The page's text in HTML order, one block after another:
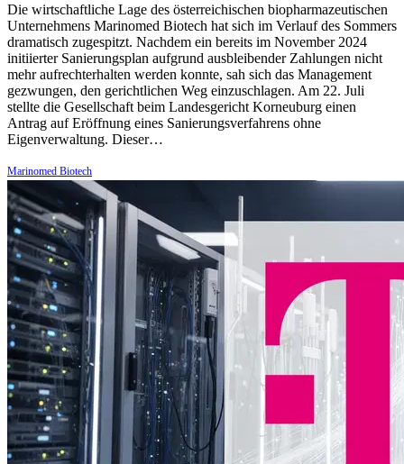
Die wirtschaftliche Lage des österreichischen biopharmazeutischen
Unternehmens Marinomed Biotech hat sich im Verlauf des Sommers
dramatisch zugespitzt. Nachdem ein bereits im November 2024
initiierter Sanierungsplan aufgrund ausbleibender Zahlungen nicht
mehr aufrechterhalten werden konnte, sah sich das Management
gezwungen, den gerichtlichen Weg einzuschlagen. Am 22. Juli
stellte die Gesellschaft beim Landesgericht Korneuburg einen
Antrag auf Eröffnung eines Sanierungsverfahrens ohne
Eigenverwaltung. Dieser…
Marinomed Biotech